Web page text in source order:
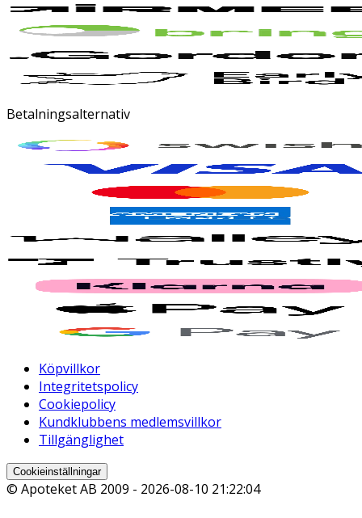
Betalningsalternativ
Köpvillkor
Integritetspolicy
Cookiepolicy
Kundklubbens medlemsvillkor
Tillgänglighet
Cookieinställningar
© Apoteket AB 2009 - 2026-08-10 21:22:04